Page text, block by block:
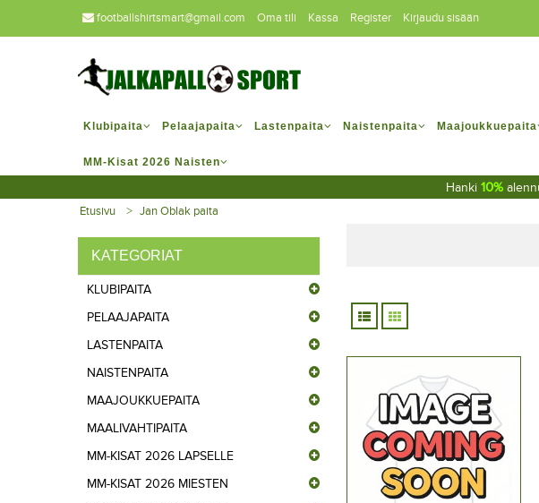
footballshirtsmart@gmail.com Oma tili Kassa Register Kirjaudu sisään
Klubipaita Pelaajapaita Lastenpaita Naistenpaita Maajoukkuepaita
MM-Kisat 2026 Naisten
Hanki 10%
Etusivu Jan Oblak paita
KATEGORIAT
KLUBIPAITA
PELAAJAPAITA
LASTENPAITA
NAISTENPAITA
MAAJOUKKUEPAITA
MAALIVAHTIPAITA
MM-KISAT 2026 LAPSELLE
MM-KISAT 2026 MIESTEN